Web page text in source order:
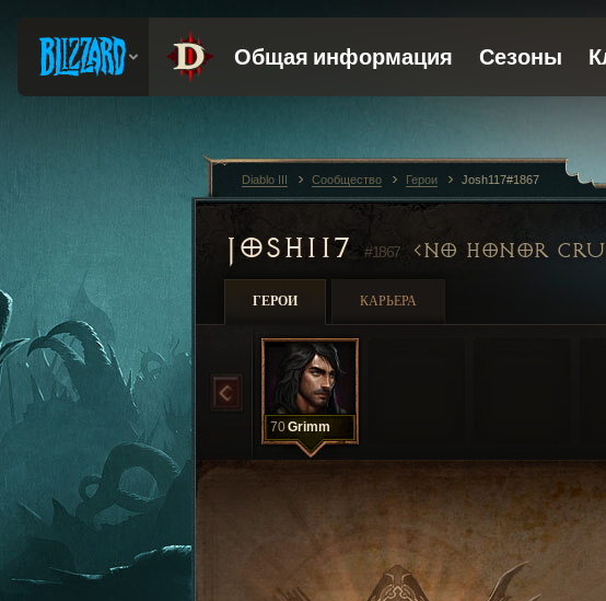
JOSH117 #1867 NO HONOR CRU
ГЕРОИ КАРЬЕРА
70Grimm
Diablo III Сообщество Герои Josh117#1867